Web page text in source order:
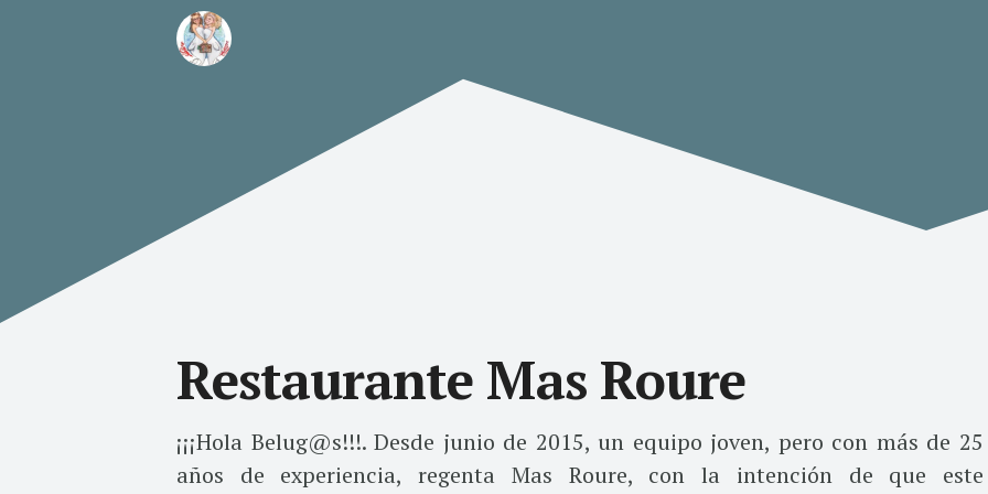
Restaurante Mas Roure
¡¡¡Hola Belug@s!!!. Desde junio de 2015, un equipo joven, pero con más de 25
años de experiencia, regenta Mas Roure, con la intención de que este